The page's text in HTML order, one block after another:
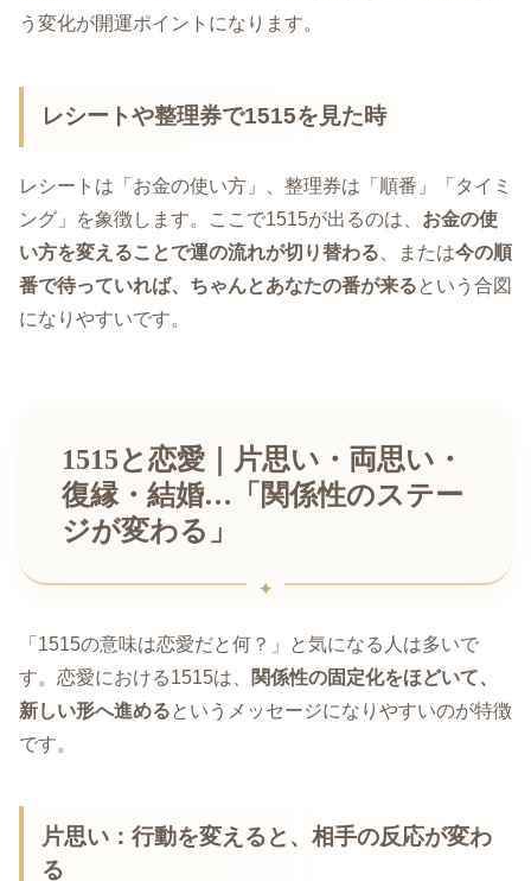
う変化が開運ポイントになります。
レシートや整理券で1515を見た時
レシートは「お金の使い方」、整理券は「順番」「タイミ
ング」を象徴します。ここで1515が出るのは、 お金の使
い方を変えることで運の流れが切り替わる 、または今の順
番で待っていれば、ちゃんとあなたの番が来るという合図
になりやすいです。
1515と恋愛｜片思い・両思い・
復縁・結婚…「関係性のステー
ジが変わる」
「1515の意味は恋愛だと何？」と気になる人は多いで
す。恋愛における1515は、
関係性の固定化をほどいて、
新しい形へ進めるというメッセージになりやすいのが特徴
です。
片思い：行動を変えると、相手の反応が変わ
る